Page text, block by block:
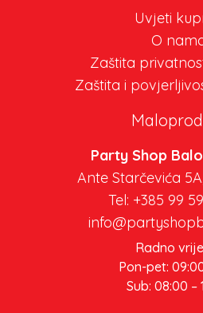
Uvjeti
O
Zaštita
Zaštita i
Party Shop
Ante Starčevića
Tel: +385 99
Radno
Pon-pet:
Sub: 08:00 –